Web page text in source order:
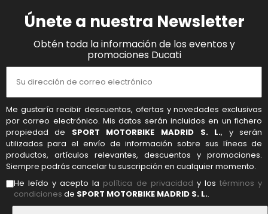
Únete a nuestra Newsletter
Obtén toda la información de los eventos y
promociones Ducati
Me gustaría recibir descuentos, ofertas y novedades exclusivas
por correo electrónico. Mis datos serán incluidos en un fichero
propiedad de SPORT MOTORBIKE MADRID S. L., y serán
utilizados para el envío de información sobre sus líneas de
productos, artículos relevantes, descuentos y promociones.
Siempre podrás cancelar tu suscripción en cualquier momento.
He leído y acepto la política de privacidad y lostérminos y
condiciones de SPORT MOTORBIKE MADRID S. L..